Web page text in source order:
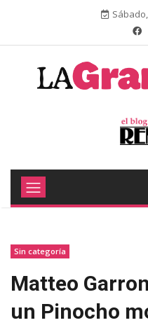
Sin categoría
Matteo
un Pinocho